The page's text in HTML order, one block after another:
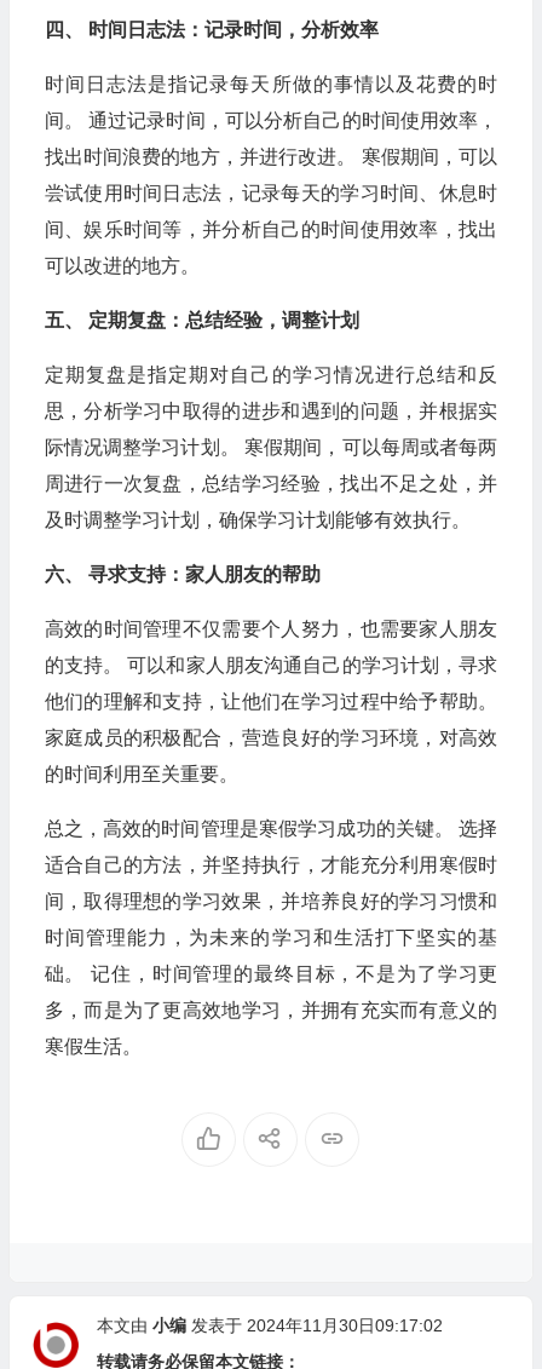
四、 时间日志法：记录时间，分析效率
时间日志法是指记录每天所做的事情以及花费的时
间。 通过记录时间，可以分析自己的时间使用效率，
找出时间浪费的地方，并进行改进。 寒假期间，可以
尝试使用时间日志法，记录每天的学习时间、休息时
间、娱乐时间等，并分析自己的时间使用效率，找出
可以改进的地方。
五、 定期复盘：总结经验，调整计划
定期复盘是指定期对自己的学习情况进行总结和反
思，分析学习中取得的进步和遇到的问题，并根据实
际情况调整学习计划。 寒假期间，可以每周或者每两
周进行一次复盘，总结学习经验，找出不足之处，并
及时调整学习计划，确保学习计划能够有效执行。
六、 寻求支持：家人朋友的帮助
高效的时间管理不仅需要个人努力，也需要家人朋友
的支持。 可以和家人朋友沟通自己的学习计划，寻求
他们的理解和支持，让他们在学习过程中给予帮助。
家庭成员的积极配合，营造良好的学习环境，对高效
的时间利用至关重要。
总之，高效的时间管理是寒假学习成功的关键。 选择
适合自己的方法，并坚持执行，才能充分利用寒假时
间，取得理想的学习效果，并培养良好的学习习惯和
时间管理能力，为未来的学习和生活打下坚实的基
础。 记住，时间管理的最终目标，不是为了学习更
多，而是为了更高效地学习，并拥有充实而有意义的
寒假生活。
本文由 小编发表于 2024年11月30日09:17:02
转载请务必保留本文链接：